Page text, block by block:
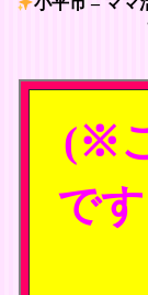
(※
です